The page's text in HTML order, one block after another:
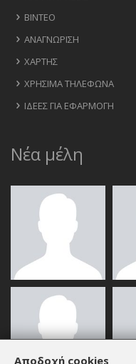
ΒΊΝΤΕΟ
ΑΝΑΓΝΏΡΙΣΗ
ΧΆΡΤΗΣ
ΧΡΉΣΙΜΑ ΤΗΛΈΦΩΝΑ
ΙΔΈΕΣ ΓΙΑ ΕΦΑΡΜΟΓΉ
Νέα μέλη
Αποδοχή cookies